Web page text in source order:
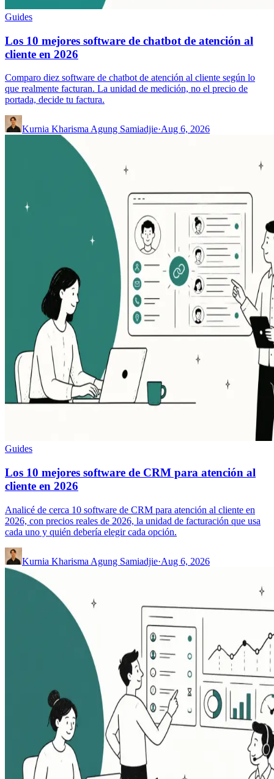
Guides
Los 10 mejores software de chatbot de atención al
cliente en 2026
Comparo diez software de chatbot de atención al cliente según lo
que realmente facturan. La unidad de medición, no el precio de
portada, decide tu factura.
Kurnia Kharisma Agung Samiadjie·Aug 6, 2026
Guides
Los 10 mejores software de CRM para atención al
cliente en 2026
Analicé de cerca 10 software de CRM para atención al cliente en
2026, con precios reales de 2026, la unidad de facturación que usa
cada uno y quién debería elegir cada opción.
Kurnia Kharisma Agung Samiadjie·Aug 6, 2026